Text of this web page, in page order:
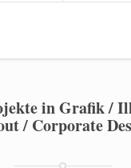
in Grafik /
/ Corporate